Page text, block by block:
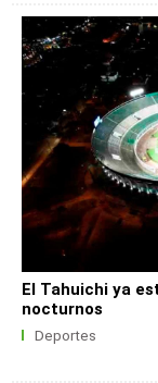
El Tahuichi ya
nocturnos
Deportes